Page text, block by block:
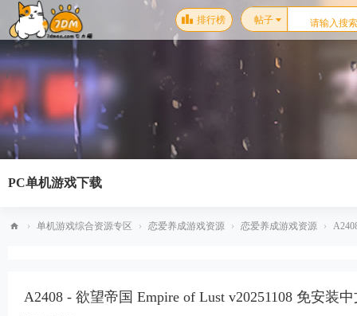
排行榜 帖子
PC单机游戏下载
› 单机游戏综合资源专区 › 恋爱养成游戏资源 › 恋爱养成游戏资源 ›
A2408 - 欲望帝国 Empire of Lust v20251108 免安装